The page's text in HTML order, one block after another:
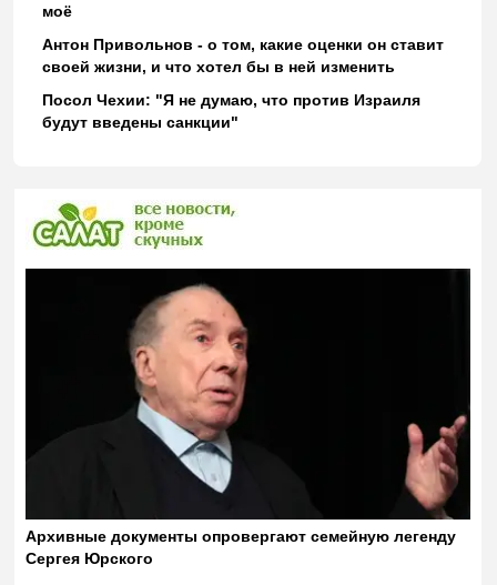
моё
Антон Привольнов - о том, какие оценки он ставит
своей жизни, и что хотел бы в ней изменить
Посол Чехии: "Я не думаю, что против Израиля
будут введены санкции"